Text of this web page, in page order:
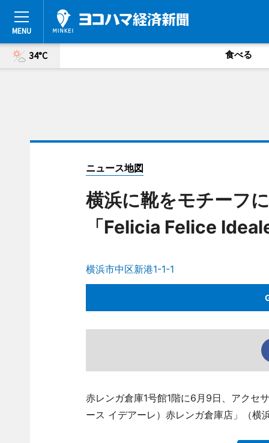
34°C 食べる
ニュース地図
横浜に靴をモチーフ
「Felicia Felice
横浜市中区新港1-1-1
赤レンガ倉庫1号館1階に6月9日、アクセ
ース イデアーレ）赤レンガ倉庫店」（